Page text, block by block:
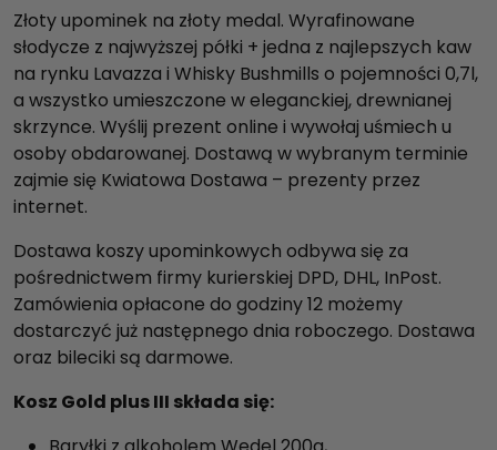
p
l
u
s
I
I
I
Złoty upominek na złoty medal. Wyrafinowane
słodycze z najwyższej półki + jedna z najlepszych kaw
na rynku Lavazza i Whisky Bushmills o pojemności 0,7l,
a wszystko umieszczone w eleganckiej, drewnianej
skrzynce. Wyślij prezent online i wywołaj uśmiech u
osoby obdarowanej. Dostawą w wybranym terminie
zajmie się Kwiatowa Dostawa – prezenty przez
internet.
Dostawa koszy upominkowych odbywa się za
pośrednictwem firmy kurierskiej DPD, DHL, InPost.
Zamówienia opłacone do godziny 12 możemy
dostarczyć już następnego dnia roboczego. Dostawa
oraz bileciki są darmowe.
Kosz Gold plus III składa się: